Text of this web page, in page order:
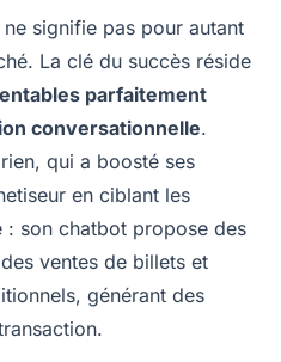
signifie pas pour autant
La clé du succès réside
parfaitement
conversationnelle.
qui a boosté ses
en ciblant les
: son chatbot propose des
ventes de billets et
générant des